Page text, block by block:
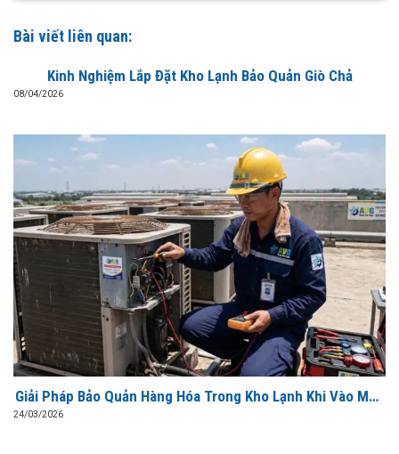
Bài viết liên quan:
Kinh Nghiệm Lắp Đặt Kho Lạnh Bảo Quản Giò Chả
08/04/2026
Giải Pháp Bảo Quản Hàng Hóa Trong Kho Lạnh Khi Vào Mùa
24/03/2026